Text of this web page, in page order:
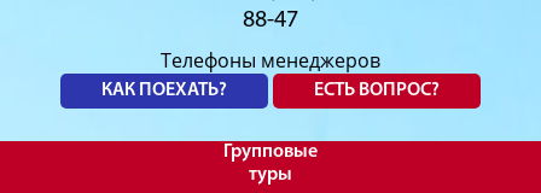
88-47
Телефоны менеджеров
КАК ПОЕХАТЬ? ЕСТЬ ВОПРОС?
Групповые
туры